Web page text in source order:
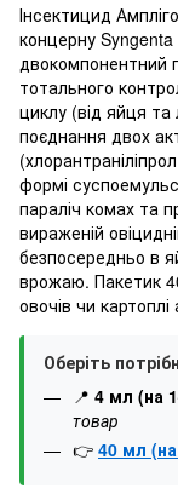
Інсектицид
концерну
двокомпонентний
тотального
циклу (від яйця та
поєднання двох
формі
параліч комах та
вираженій
безпосередньо в
врожаю. Пакетик
овочів чи
Оберіть
📍 4 мл (на
товар
👉 40 мл